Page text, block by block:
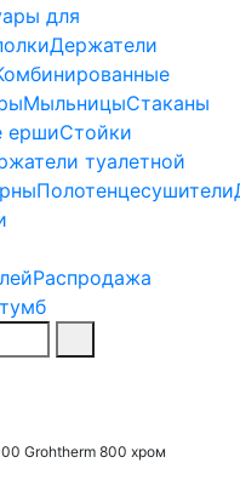
для
Держатели
МыльницыСтаканы
ершиСтойки
туалетной
Полотенцесушители
Распродажа
Grohtherm 800 хром